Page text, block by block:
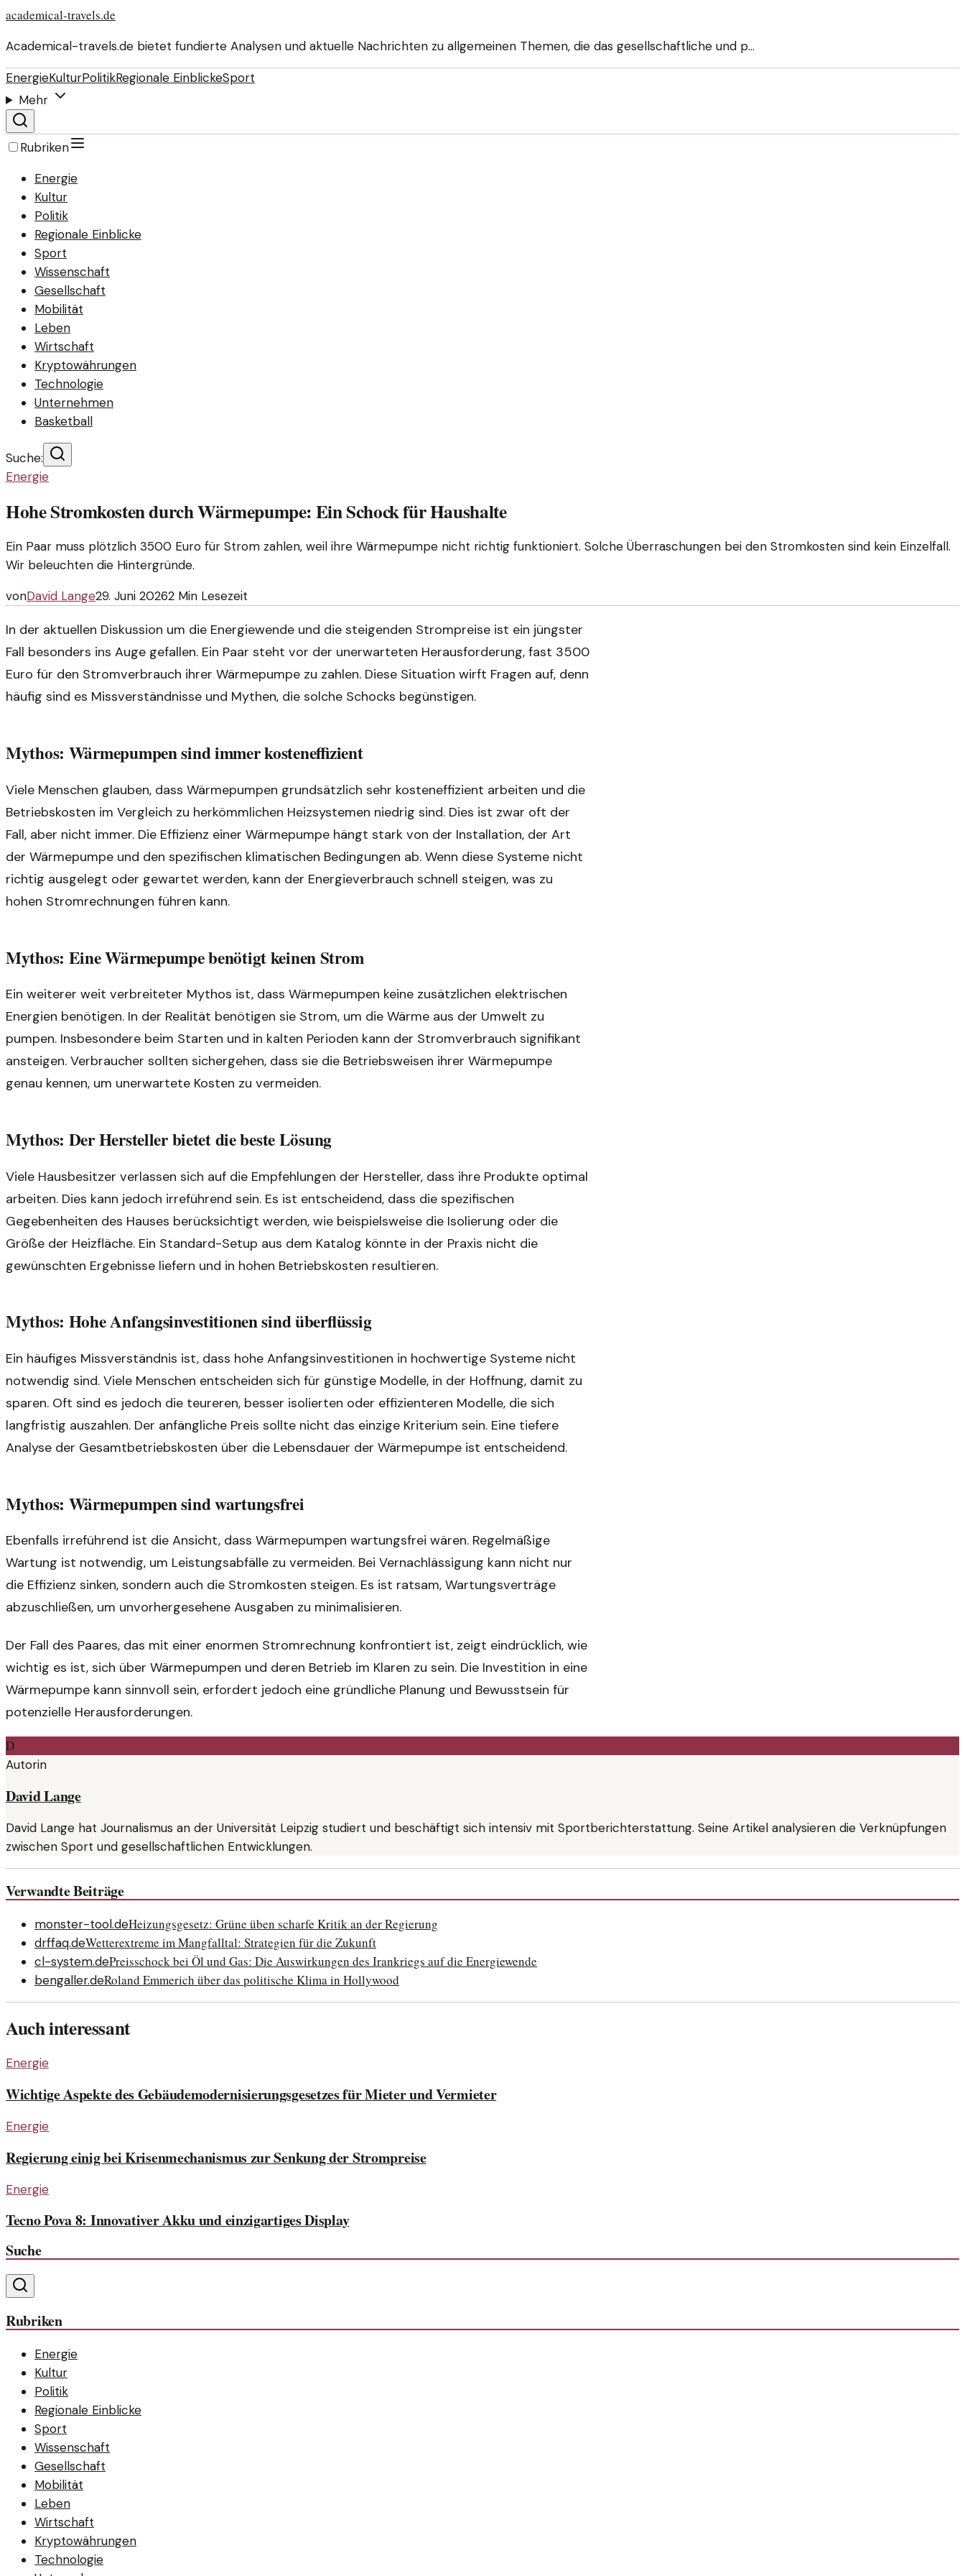
academical-travels.de
Academical-travels.de bietet fundierte Analysen und aktuelle Nachrichten zu allgemeinen Themen, die das gesellschaftliche und p…
EnergieKulturPolitikRegionale EinblickeSport
Mehr
Rubriken
Energie
Kultur
Politik
Regionale Einblicke
Sport
Wissenschaft
Gesellschaft
Mobilität
Leben
Wirtschaft
Kryptowährungen
Technologie
Unternehmen
Basketball
Suche:
Energie
Hohe Stromkosten durch Wärmepumpe: Ein Schock für Haushalte
Ein Paar muss plötzlich 3500 Euro für Strom zahlen, weil ihre Wärmepumpe nicht richtig funktioniert. Solche Überraschungen bei den Stromkosten sind kein Einzelfall.
Wir beleuchten die Hintergründe.
vonDavid Lange29. Juni 20262 Min Lesezeit
In der aktuellen Diskussion um die Energiewende und die steigenden Strompreise ist ein jüngster
Fall besonders ins Auge gefallen. Ein Paar steht vor der unerwarteten Herausforderung, fast 3500
Euro für den Stromverbrauch ihrer Wärmepumpe zu zahlen. Diese Situation wirft Fragen auf, denn
häufig sind es Missverständnisse und Mythen, die solche Schocks begünstigen.
Mythos: Wärmepumpen sind immer kosteneffizient
Viele Menschen glauben, dass Wärmepumpen grundsätzlich sehr kosteneffizient arbeiten und die
Betriebskosten im Vergleich zu herkömmlichen Heizsystemen niedrig sind. Dies ist zwar oft der
Fall, aber nicht immer. Die Effizienz einer Wärmepumpe hängt stark von der Installation, der Art
der Wärmepumpe und den spezifischen klimatischen Bedingungen ab. Wenn diese Systeme nicht
richtig ausgelegt oder gewartet werden, kann der Energieverbrauch schnell steigen, was zu
hohen Stromrechnungen führen kann.
Mythos: Eine Wärmepumpe benötigt keinen Strom
Ein weiterer weit verbreiteter Mythos ist, dass Wärmepumpen keine zusätzlichen elektrischen
Energien benötigen. In der Realität benötigen sie Strom, um die Wärme aus der Umwelt zu
pumpen. Insbesondere beim Starten und in kalten Perioden kann der Stromverbrauch signifikant
ansteigen. Verbraucher sollten sichergehen, dass sie die Betriebsweisen ihrer Wärmepumpe
genau kennen, um unerwartete Kosten zu vermeiden.
Mythos: Der Hersteller bietet die beste Lösung
Viele Hausbesitzer verlassen sich auf die Empfehlungen der Hersteller, dass ihre Produkte optimal
arbeiten. Dies kann jedoch irreführend sein. Es ist entscheidend, dass die spezifischen
Gegebenheiten des Hauses berücksichtigt werden, wie beispielsweise die Isolierung oder die
Größe der Heizfläche. Ein Standard-Setup aus dem Katalog könnte in der Praxis nicht die
gewünschten Ergebnisse liefern und in hohen Betriebskosten resultieren.
Mythos: Hohe Anfangsinvestitionen sind überflüssig
Ein häufiges Missverständnis ist, dass hohe Anfangsinvestitionen in hochwertige Systeme nicht
notwendig sind. Viele Menschen entscheiden sich für günstige Modelle, in der Hoffnung, damit zu
sparen. Oft sind es jedoch die teureren, besser isolierten oder effizienteren Modelle, die sich
langfristig auszahlen. Der anfängliche Preis sollte nicht das einzige Kriterium sein. Eine tiefere
Analyse der Gesamtbetriebskosten über die Lebensdauer der Wärmepumpe ist entscheidend.
Mythos: Wärmepumpen sind wartungsfrei
Ebenfalls irreführend ist die Ansicht, dass Wärmepumpen wartungsfrei wären. Regelmäßige
Wartung ist notwendig, um Leistungsabfälle zu vermeiden. Bei Vernachlässigung kann nicht nur
die Effizienz sinken, sondern auch die Stromkosten steigen. Es ist ratsam, Wartungsverträge
abzuschließen, um unvorhergesehene Ausgaben zu minimalisieren.
Der Fall des Paares, das mit einer enormen Stromrechnung konfrontiert ist, zeigt eindrücklich, wie
wichtig es ist, sich über Wärmepumpen und deren Betrieb im Klaren zu sein. Die Investition in eine
Wärmepumpe kann sinnvoll sein, erfordert jedoch eine gründliche Planung und Bewusstsein für
potenzielle Herausforderungen.
D
Autorin
David Lange
David Lange hat Journalismus an der Universität Leipzig studiert und beschäftigt sich intensiv mit Sportberichterstattung. Seine Artikel analysieren die Verknüpfungen
zwischen Sport und gesellschaftlichen Entwicklungen.
Verwandte Beiträge
monster-tool.deHeizungsgesetz: Grüne üben scharfe Kritik an der Regierung
drffaq.deWetterextreme im Mangfalltal: Strategien für die Zukunft
cl-system.dePreisschock bei Öl und Gas: Die Auswirkungen des Irankriegs auf die Energiewende
bengaller.deRoland Emmerich über das politische Klima in Hollywood
Auch interessant
Energie
Wichtige Aspekte des Gebäudemodernisierungsgesetzes für Mieter und Vermieter
Energie
Regierung einig bei Krisenmechanismus zur Senkung der Strompreise
Energie
Tecno Pova 8: Innovativer Akku und einzigartiges Display
Suche
Rubriken
Energie
Kultur
Politik
Regionale Einblicke
Sport
Wissenschaft
Gesellschaft
Mobilität
Leben
Wirtschaft
Kryptowährungen
Technologie